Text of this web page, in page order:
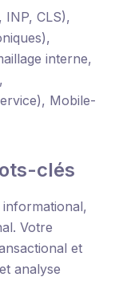
INP, CLS),
interne,
Mobile-
clés
informational,
Votre
et
analyse